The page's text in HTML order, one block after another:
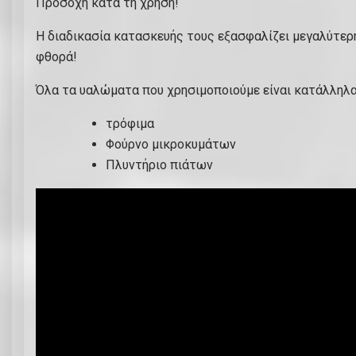
Προσοχή κατά τη χρήση!
Η διαδικασία κατασκευής τους εξασφαλίζει
φθορά!
Όλα τα υαλώματα που χρησιμοποιούμε είναι
τρόφιμα
Φούρνο μικροκυμάτων
Πλυντήριο πιάτων